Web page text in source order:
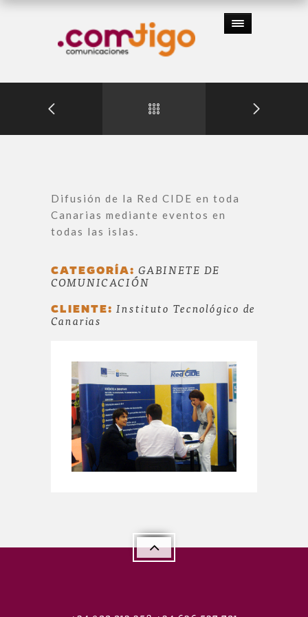
Difusión de la Red CIDE en toda
Canarias mediante eventos en
todas las islas.
CATEGORÍA: GABINETE DE
COMUNICACIÓN
CLIENTE: Instituto Tecnológico de
Canarias